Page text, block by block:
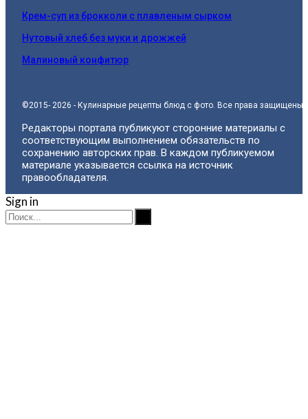
Крем-суп из брокколи с плавленым сырком
Нутовый хлеб без муки и дрожжей
Малиновый конфитюр
©2015- 2026 - Кулинарные рецепты блюд с фото. Все права защищены.
Редакторы портала публикуют сторонние материалы с
соответствующим выполнением обязательств по
сохранению авторских прав. В каждом публикуемом
материале указывается ссылка на источник
правообладателя.
Sign in